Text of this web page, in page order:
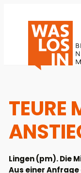
TEURE
Lingen (pm). Die
Aus einer